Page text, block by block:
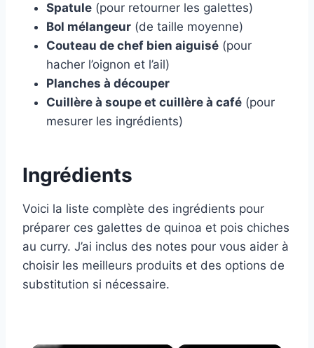
Spatule (pour retourner les galettes)
Bol mélangeur (de taille moyenne)
Couteau de chef bien aiguisé (pour
hacher l’oignon et l’ail)
Planches à découper
Cuillère à soupe et cuillère à café (pour
mesurer les ingrédients)
Ingrédients
Voici la liste complète des ingrédients pour
préparer ces galettes de quinoa et pois chiches
au curry. J’ai inclus des notes pour vous aider à
choisir les meilleurs produits et des options de
substitution si nécessaire.